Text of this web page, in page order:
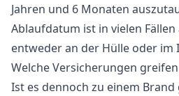
Jahren und 6 Monaten
Ablaufdatum ist in vielen
entweder an der Hülle oder im
Welche Versicherungen greifen
Ist es dennoch zu einem